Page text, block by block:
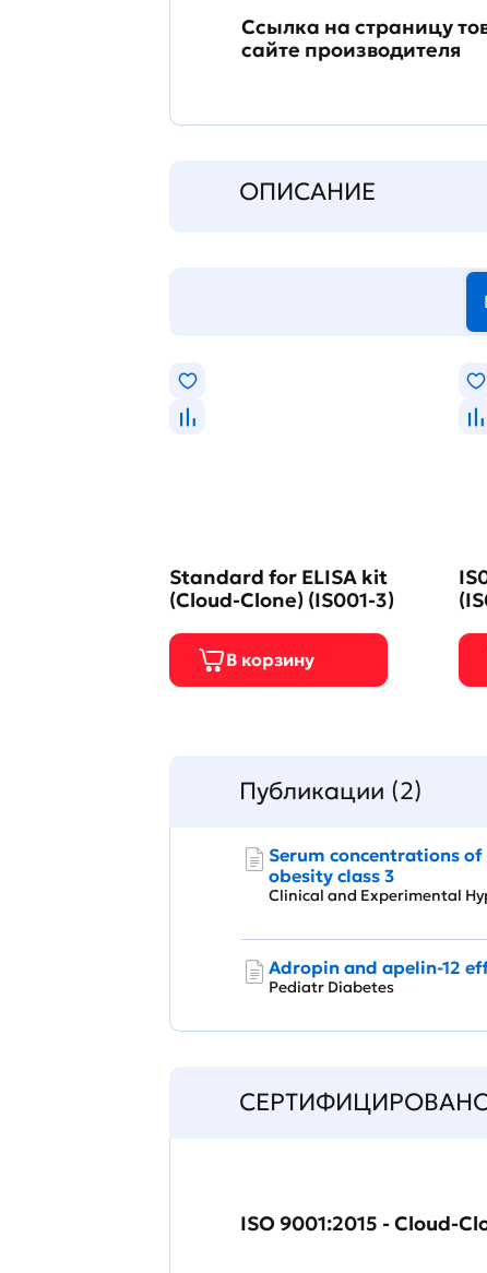
Ссылка на страницу
сайте производителя
ОПИСАНИЕ
Standard for ELISA kit
(Cloud-Clone) (IS001-3)
Публикации (2)
Serum concentrations
obesity class 3
Clinical and Experimental
Adropin and apelin‐12
Pediatr Diabetes
ISO 9001:2015 - Cloud-